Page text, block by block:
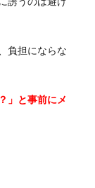
負担にならな
」と事前にメ